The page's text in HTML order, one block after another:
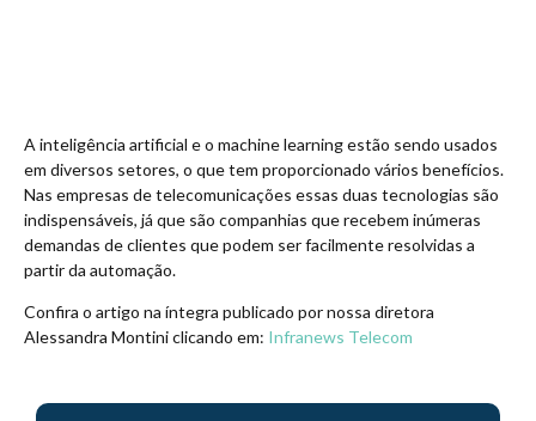
A inteligência artificial e o machine learning estão sendo usados
em diversos setores, o que tem proporcionado vários benefícios.
Nas empresas de telecomunicações essas duas tecnologias são
indispensáveis, já que são companhias que recebem inúmeras
demandas de clientes que podem ser facilmente resolvidas a
partir da automação.
Confira o artigo na íntegra publicado por nossa diretora
Alessandra Montini clicando em: Infranews Telecom